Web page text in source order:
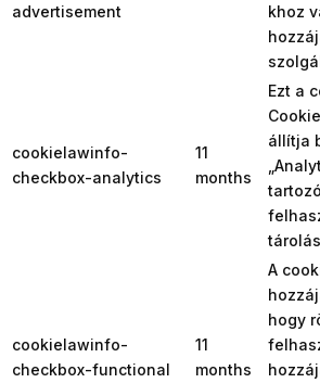
advertisement
khoz
cookielawinfo-
checkbox-analytics
11
months
Ezt a
állítja
cookielawinfo-
checkbox-functional
11
months
A
hogy